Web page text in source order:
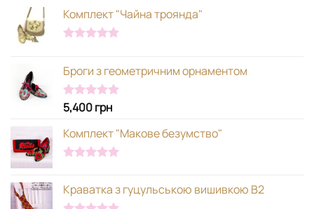
Комплект "Чайна троянда"
Броги з геометричним орнаментом
Оцінено в
з 5
5,400грн
Комплект "Макове безумство"
Краватка з гуцульською вишивкою В2